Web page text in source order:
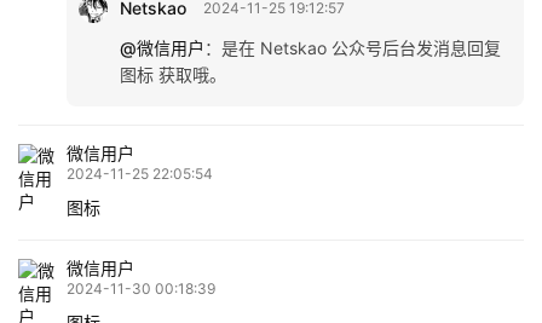
Netskao 2024-11-25 19:12:57
@微信用户 ： 是在 Netskao 公众号后台发消息回复
图标 获取哦。
微信用户
2024-11-25 22:05:54
图标
微信用户
2024-11-30 00:18:39